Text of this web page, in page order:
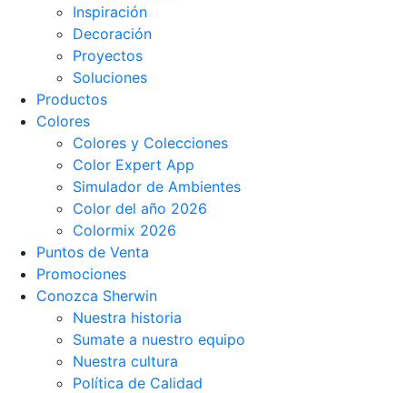
Inspiración
Decoración
Proyectos
Soluciones
Productos
Colores
Colores y Colecciones
Color Expert App
Simulador de Ambientes
Color del año 2026
Colormix 2026
Puntos de Venta
Promociones
Conozca Sherwin
Nuestra historia
Sumate a nuestro equipo
Nuestra cultura
Política de Calidad